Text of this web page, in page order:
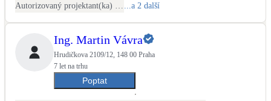
...a 2 další
Ing. Martin Vávra
Hrudičkova 2109/12, 148 00 Praha
7 let na trhu
Poptat